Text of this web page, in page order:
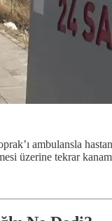
ambulansla
üzerine tekrar